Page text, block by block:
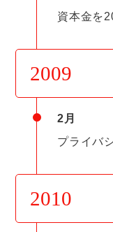
資本金を
2009
2月
プライバ
2010